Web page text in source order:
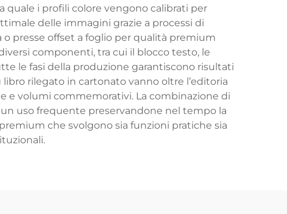
quale i profili colore vengono calibrati per
delle immagini grazie a processi di
o presse offset a foglio per qualità premium
componenti, tra cui il blocco testo, le
le fasi della produzione garantiscono risultati
rilegato in cartonato vanno oltre l’editoria
e volumi commemorativi. La combinazione di
uso frequente preservandone nel tempo la
che svolgono sia funzioni pratiche sia